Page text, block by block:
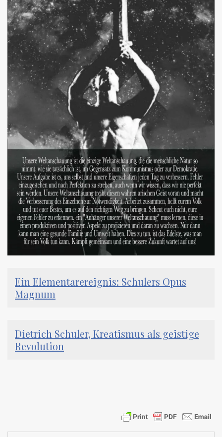
Ein Elementarereignis: Schulers Opus
Magnum
Dietrich Schuler, Kreatismus als geistige
Revolution